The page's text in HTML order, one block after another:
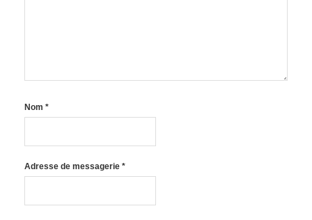
Nom *
Adresse de messagerie *